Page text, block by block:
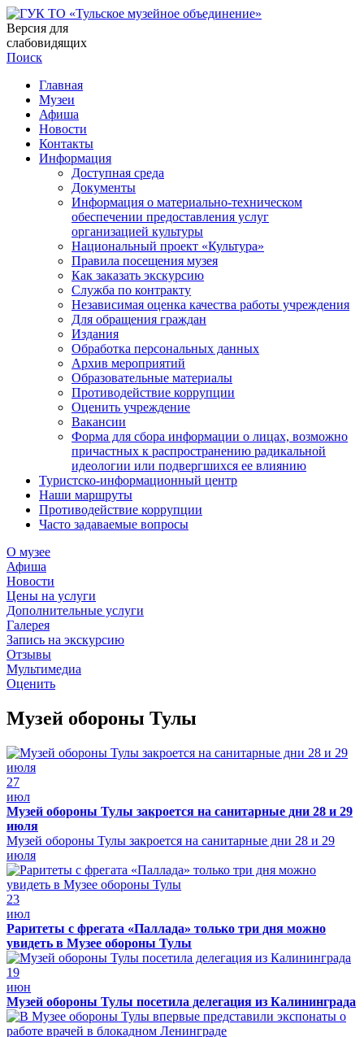
Версия для
слабовидящих
Поиск
Главная
Музеи
Афиша
Новости
Контакты
Информация
Доступная среда
Документы
Информация о материально-техническом
обеспечении предоставления услуг
организацией культуры
Национальный проект «Культура»
Правила посещения музея
Как заказать экскурсию
Служба по контракту
Независимая оценка качества работы учреждения
Для обращения граждан
Издания
Обработка персональных данных
Архив мероприятий
Образовательные материалы
Противодействие коррупции
Оценить учреждение
Вакансии
Форма для сбора информации о лицах, возможно
причастных к распространению радикальной
идеологии или подвергшихся ее влиянию
Туристско-информационный центр
Наши маршруты
Противодействие коррупции
Часто задаваемые вопросы
О музее
Афиша
Новости
Цены на услуги
Дополнительные услуги
Галерея
Запись на экскурсию
Отзывы
Мультимедиа
Оценить
Музей обороны Тулы
27
июл
Музей обороны Тулы закроется на санитарные дни 28 и 29
июля
Музей обороны Тулы закроется на санитарные дни 28 и 29
июля
23
июл
Раритеты с фрегата «Паллада» только три дня можно
увидеть в Музее обороны Тулы
19
июн
Музей обороны Тулы посетила делегация из Калининграда